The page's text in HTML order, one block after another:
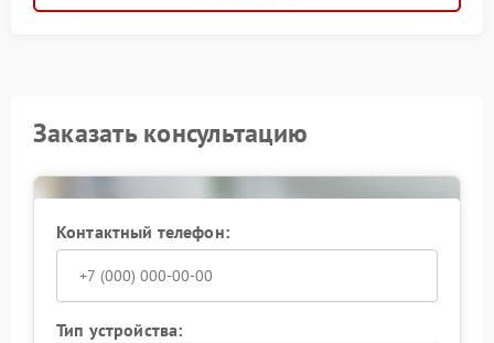
Заказать консультацию
Контактный телефон:
Тип устройства: